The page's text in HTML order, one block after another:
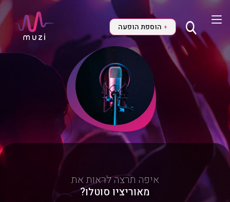
+ הוספת הופעה
איפה תרצה לראות את
מאוריציו סוטלו?